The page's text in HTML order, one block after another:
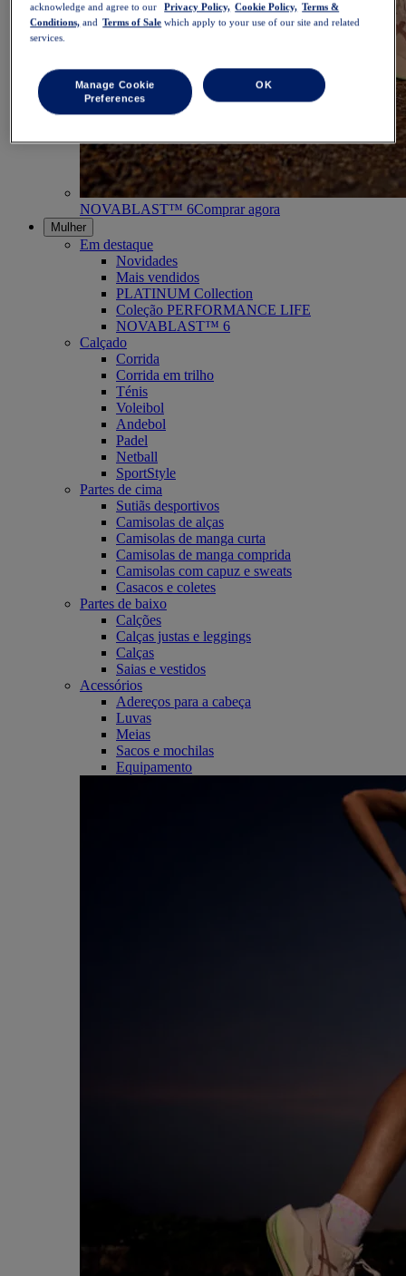
NOVABLAST™ 6Comprar agora
Mulher
Em destaque
Novidades
Mais vendidos
PLATINUM Collection
Coleção PERFORMANCE LIFE
NOVABLAST™ 6
Calçado
Corrida
Corrida em trilho
Ténis
Voleibol
Andebol
Padel
Netball
SportStyle
Partes de cima
Sutiãs desportivos
Camisolas de alças
Camisolas de manga curta
Camisolas de manga comprida
Camisolas com capuz e sweats
Casacos e coletes
Partes de baixo
Calções
Calças justas e leggings
Calças
Saias e vestidos
Acessórios
Adereços para a cabeça
Luvas
Meias
Sacos e mochilas
Equipamento
acknowledge and agree to our
Privacy Policy, Cookie Policy, Terms &
Conditions, and Terms of Sale which apply to your use of our site and related
services.
Manage Cookie
Preferences
OK